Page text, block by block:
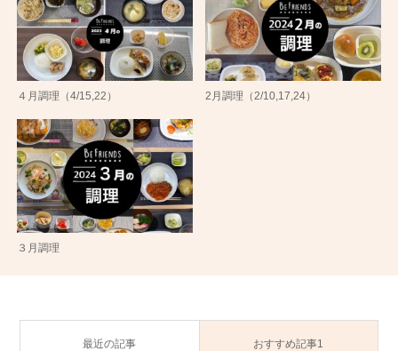
４月調理（4/15,22） 2月調理（2/10,17,24）
３月調理
最近の記事 おすすめ記事1